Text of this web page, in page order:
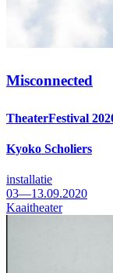
Misconnected
TheaterFestival
Kyoko Scholiers
installatie
03—13.09.2020
Kaaitheater